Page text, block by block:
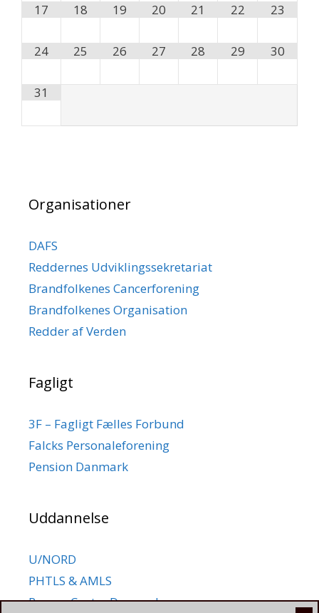
17 18 19 20 21 22 23
24 25 26 27 28 29 30
31
Organisationer
DAFS
Reddernes Udviklingssekretariat
Brandfolkenes Cancerforening
Brandfolkenes Organisation
Redder af Verden
Fagligt
3F – Fagligt Fælles Forbund
Falcks Personaleforening
Pension Danmark
Uddannelse
U/NORD
PHTLS & AMLS
Rescue Center Denmark